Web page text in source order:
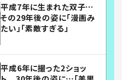
平成7年に生まれた双子…
その29年後の姿に「漫画み
たい」「素敵すぎる」
平成6年に撮った2ショッ